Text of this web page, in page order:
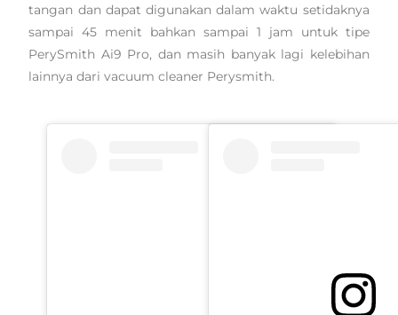
tangan dan dapat digunakan dalam waktu setidaknya
sampai 45 menit bahkan sampai 1 jam untuk tipe
PerySmith Ai9 Pro, dan masih banyak lagi kelebihan
lainnya dari vacuum cleaner Perysmith.